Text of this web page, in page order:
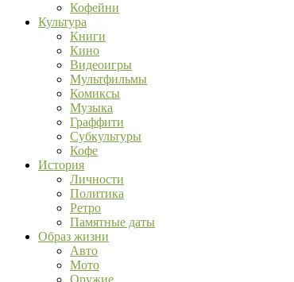
Кофейни
Культура
Книги
Кино
Видеоигры
Мультфильмы
Комиксы
Музыка
Граффити
Субкультуры
Кофе
История
Личности
Политика
Ретро
Памятные даты
Образ жизни
Авто
Мото
Оружие